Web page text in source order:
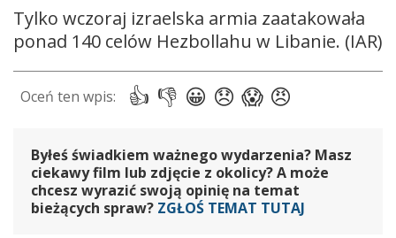
Tylko wczoraj izraelska armia zaatakowała
ponad 140 celów Hezbollahu w Libanie. (IAR)
Byłeś świadkiem ważnego wydarzenia? Masz
ciekawy film lub zdjęcie z okolicy? A może
chcesz wyrazić swoją opinię na temat
bieżących spraw? ZGŁOŚ TEMAT TUTAJ